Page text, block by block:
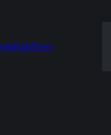
KidsNews